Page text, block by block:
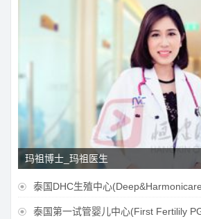
玛祖博士_玛祖医生
 泰国DHC生殖中心
 泰国第一试管婴儿中心(First Fertilily